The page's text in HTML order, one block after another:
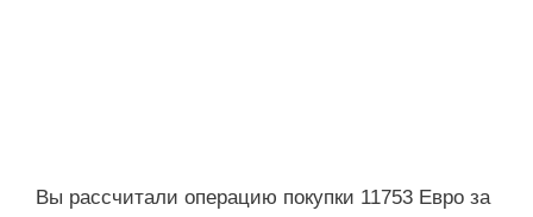
Вы рассчитали операцию покупки 11753 Евро за